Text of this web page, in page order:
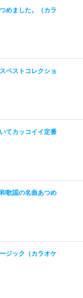
めました。（カラ
ベストコレクショ
てカッコイイ定番
歌謡の名曲あつめ
ジック（カラオケ